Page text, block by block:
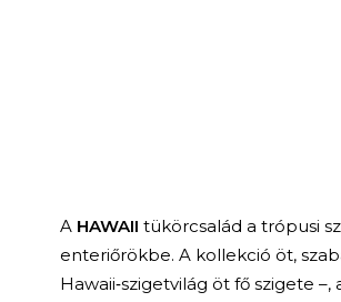
A HAWAII tükörcsalád a trópusi
enteriőrökbe. A kollekció öt,
Hawaii‑szigetvilág öt fő szigete